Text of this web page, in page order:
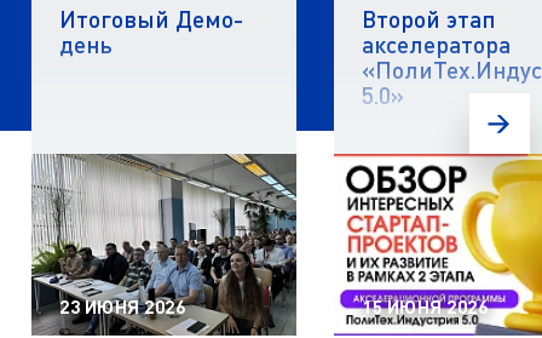
Итоговый Демо-
день
23 ИЮНЯ 2026
Второй этап
акселератора
5.0»
15 ИЮНЯ 2026